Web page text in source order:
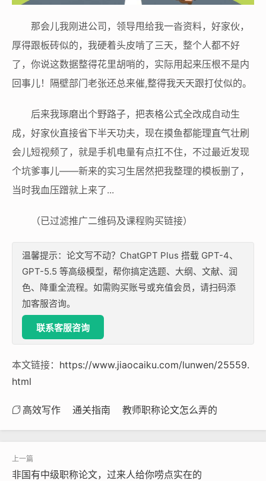
那会儿我刚进公司，领导甩给我一沓资料，好家伙，
厚得跟板砖似的，我硬着头皮啃了三天，整个人都不好
了，你说这数据整得花里胡哨的，实际用起来压根不是内
回事儿！隔壁部门老张还总来催,整得我天天跟打仗似的。
后来我琢磨出个野路子，把表格公式全改成自动生
成，好家伙直接省下半天功夫，现在摸鱼都能理直气壮刷
会儿短视频了，就是手机电量有点扛不住，不过最近发现
个坑爹事儿——新来的实习生居然把我整理的模板删了，
当时我血压蹭就上来了...
（已过滤推广二维码及课程购买链接）
温馨提示：论文写不动？ChatGPT Plus 搭载 GPT-4、
GPT-5.5 等高级模型，帮你搞定选题、大纲、文献、润
色、降重全流程。如需购买账号或充值会员，请扫码添
加客服咨询。
联系客服咨询
本文链接： https://www.jiaocaiku.com/lunwen/25559.
html
高效写作 通关指南 教师职称论文怎么弄的
非国有中级职称论文，过来人给你唠点实在的